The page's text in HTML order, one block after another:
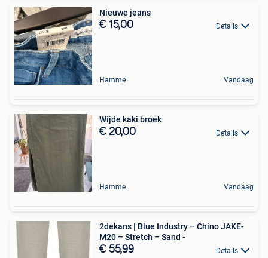
Nieuwe jeans
€ 15,00 Details
Hamme Vandaag
Wijde kaki broek
€ 20,00 Details
Hamme Vandaag
2dekans | Blue Industry – Chino JAKE-
M20 – Stretch – Sand -
€ 55,99 Details